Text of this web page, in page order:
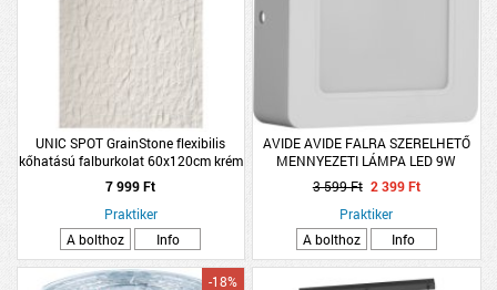
UNIC SPOT GrainStone flexibilis
kőhatású falburkolat 60x120cm krém
7 999 Ft
Praktiker
A bolthoz
Info
AVIDE AVIDE FALRA SZERELHETŐ
MENNYEZETI LÁMPA LED 9W
900LM 3000K WW NÉGYZETES
MŰANYAG
3 599 Ft 2 399 Ft
Praktiker
A bolthoz
Info
-18%